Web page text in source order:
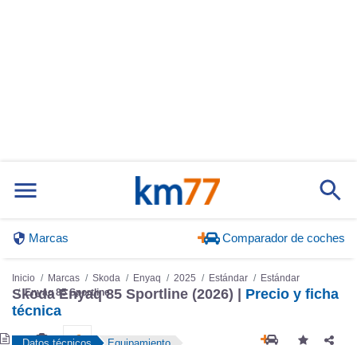
Marcas Comparador de coches
Inicio Marcas Skoda Enyaq 2025 Estándar
Estándar
Enyaq 85 Sportline
Skoda Enyaq 85 Sportline (2026) | Precio y ficha
técnica